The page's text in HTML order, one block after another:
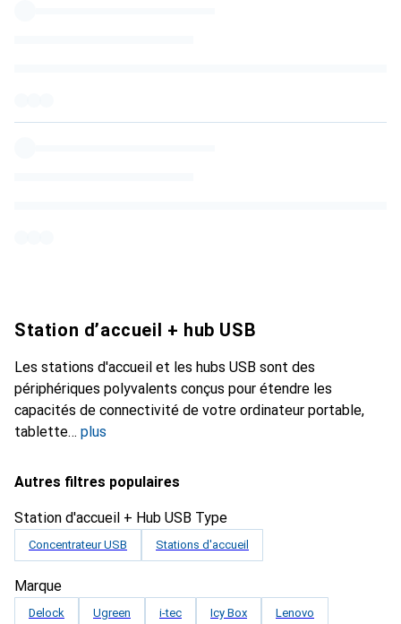
Station d’accueil + hub USB
Les stations d'accueil et les hubs USB sont des
périphériques polyvalents conçus pour étendre les
capacités de connectivité de votre ordinateur portable,
tablette
plus
Autres filtres populaires
Station d'accueil + Hub USB Type
Concentrateur USB Stations d'accueil
Marque
Delock Ugreen i-tec Icy Box Lenovo